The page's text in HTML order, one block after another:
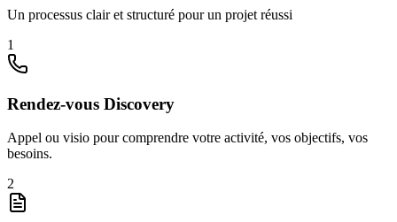
Un processus clair et structuré pour un projet réussi
1
Rendez-vous Discovery
Appel ou visio pour comprendre votre activité, vos objectifs, vos
besoins.
2